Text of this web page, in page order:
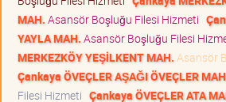
MAH. Asansör Boşluğu Filesi Hizmeti
YAYLA MAH. Asansör Boşluğu Filesi
MERKEZKÖY YEŞİLKENT MAH. Asansör
Çankaya ÖVEÇLER AŞAĞI ÖVEÇLER
Filesi Hizmeti Çankaya ÖVEÇLER ATA